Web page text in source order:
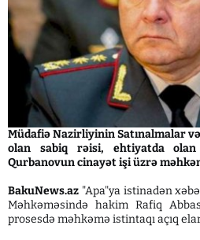
Müdafiə Nazirliyinin Satınalmalar
olan sabiq rəisi, ehtiyatda olan
Qurbanovun cinayət işi üzrə
BakuNews.az "Apa"ya istinadən
Məhkəməsində hakim Rafiq
prosesdə məhkəmə istintaqı açıq